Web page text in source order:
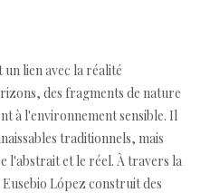
lien avec la réalité
des fragments de nature
à l'environnement sensible. Il
traditionnels, mais
l'abstrait et le réel. À travers la
López construit des